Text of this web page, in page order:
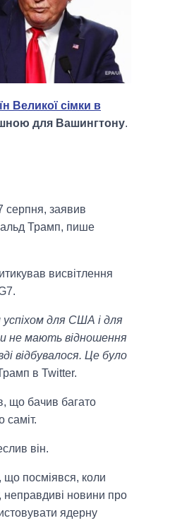
Великої сімки в
для Вашингтону.
серпня, заявив
Трамп, пише
висвітлення
для США і для
не мають відношення
відбувалося. Це було
в Twitter.
що бачив багато
саміт.
він.
посміявся, коли
неправдиві новини про
ядерну